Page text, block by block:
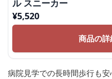
ル スニーカー
¥5,520
商品の
病院見学での長時間歩行も